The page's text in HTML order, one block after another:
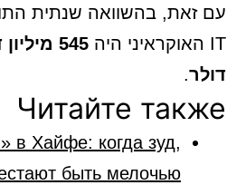
IT האוקראיני היה 545 מיליון דולר
דולר.
Читайте также
в Хайфе: когда зуд,
быть мелочью